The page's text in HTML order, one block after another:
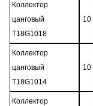
Коллектор
цанговый
T18G1018
10
Коллектор
цанговый
T18G1014
10
Коллектор